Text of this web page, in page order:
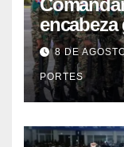
encabeza
nuevos
Agosto”
8 DE
PORTES